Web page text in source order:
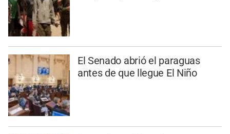
El Senado abrió el paraguas
antes de que llegue El Niño